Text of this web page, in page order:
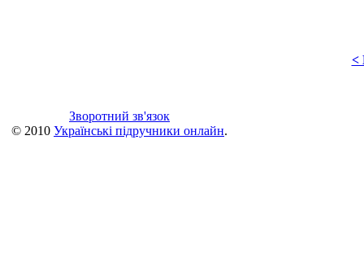
<
Зворотний зв'язок
© 2010 Українські підручники онлайн.